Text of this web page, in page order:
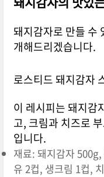
돼지감자로 만들 수
개해드리겠습니다.
로스티드 돼지감자
이 레시피는 돼지감
고, 크림과 치즈로
입니다.
재료: 돼지감자
유 2컵, 생크림 1컵,